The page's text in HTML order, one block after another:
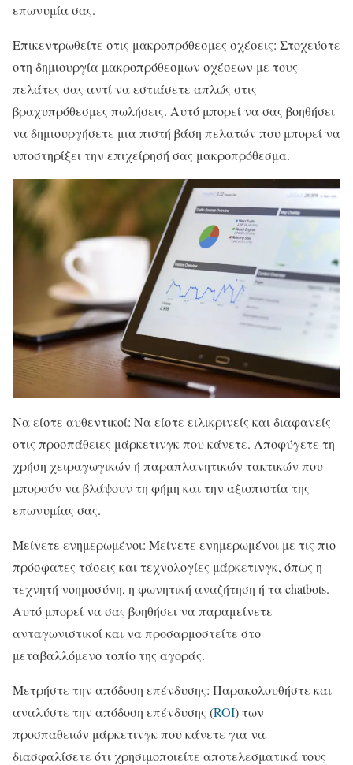
επωνυμία σας.
Επικεντρωθείτε στις μακροπρόθεσμες σχέσεις: Στοχεύστε
στη δημιουργία μακροπρόθεσμων σχέσεων με τους
πελάτες σας αντί να εστιάσετε απλώς στις
βραχυπρόθεσμες πωλήσεις. Αυτό μπορεί να σας βοηθήσει
να δημιουργήσετε μια πιστή βάση πελατών που μπορεί να
υποστηρίξει την επιχείρησή σας μακροπρόθεσμα.
Να είστε αυθεντικοί: Να είστε ειλικρινείς και διαφανείς
στις προσπάθειες μάρκετινγκ που κάνετε. Αποφύγετε τη
χρήση χειραγωγικών ή παραπλανητικών τακτικών που
μπορούν να βλάψουν τη φήμη και την αξιοπιστία της
επωνυμίας σας.
Μείνετε ενημερωμένοι: Μείνετε ενημερωμένοι με τις πιο
πρόσφατες τάσεις και τεχνολογίες μάρκετινγκ, όπως η
τεχνητή νοημοσύνη, η φωνητική αναζήτηση ή τα chatbots.
Αυτό μπορεί να σας βοηθήσει να παραμείνετε
ανταγωνιστικοί και να προσαρμοστείτε στο
μεταβαλλόμενο τοπίο της αγοράς.
Μετρήστε την απόδοση επένδυσης: Παρακολουθήστε και
αναλύστε την απόδοση επένδυσης (ROI) των
προσπαθειών μάρκετινγκ που κάνετε για να
διασφαλίσετε ότι χρησιμοποιείτε αποτελεσματικά τους